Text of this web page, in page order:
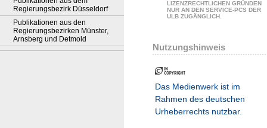
Regierungsbezirk Düsseldorf
Publikationen aus den
Regierungsbezirken Münster,
Arnsberg und Detmold
LIZENZRECHTLICHEN GRÜNDEN
NUR AN DEN SERVICE-PCS DER
ULB ZUGÄNGLICH.
Nutzungshinweis
Das Medienwerk ist im
Rahmen des deutschen
Urheberrechts nutzbar.